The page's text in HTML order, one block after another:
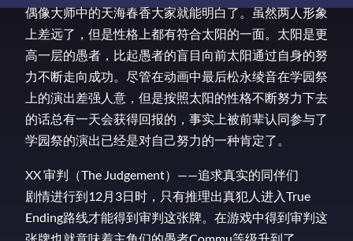
偶像大师中的天海春香大家就能明白了。虽然两人形象
上差远了，但是性格上都有符合太阳的一面。太阳是更
高一层的愚者，比起愚者的盲目向前太阳通过自身的努
力不断走向成功。尽管在动画中最后松永绫音在学园祭
上的演出差强人意，但是按照太阳的性格不断努力下去
的话总有一天会获得回报的，事实上被前辈认同参与了
学园祭的演出已经是对自己努力的一种肯定了。
XX 审判（The Judgement）——追求真实的同伴们
剧情进行到12月3日时，只有推理出真犯人进入True
Ending路线才能得到审判这张牌。在游戏中得到审判这
张牌也就意味着主角们的愚者Commu等级升到了